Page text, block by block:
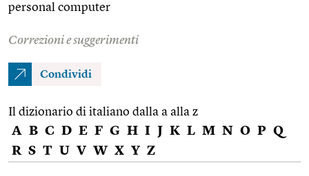
personal computer
Correzioni e suggerimenti
Condividi
Il dizionario di italiano dalla a alla z
A B C D E F G H I J K L M N O P Q
R S T U V W X Y Z